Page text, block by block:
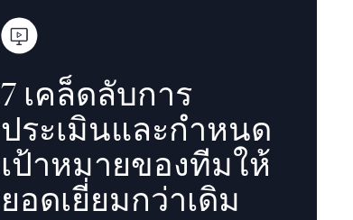
7 เคล็ดลับการ
ประเมินและกำหนด
เป้าหมายของทีมให้
ยอดเยี่ยมกว่าเดิม